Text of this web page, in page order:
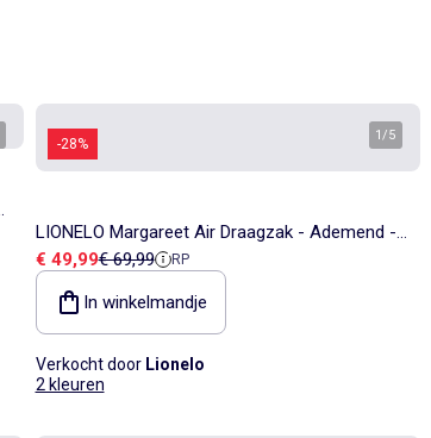
-28%
1/5
LIONELO Margareet Air Draagzak - Ademend -
3 Draagposities - Met Capuchon
Verkoopprijs
€ 49,99Referentieprijs
€ 69,99 RP
In winkelmandje
Verkocht door Lionelo
2 kleuren